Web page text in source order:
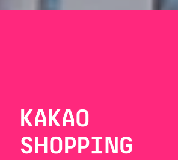
KAKAO
SHOPPING